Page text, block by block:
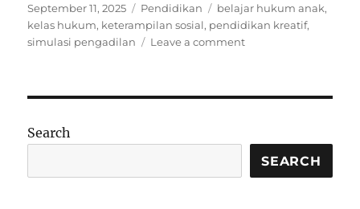
Posted
on
September 11, 2025 Categories
Pendidikan Tags
belajar hukum anak,
kelas hukum, keterampilan sosial, pendidikan kreatif,
simulasi pengadilan
Leave a commenton
untuk
Anak
Sekolah
Search
SEARCH